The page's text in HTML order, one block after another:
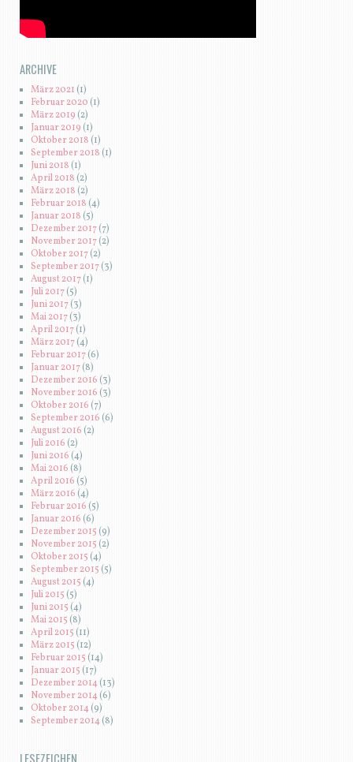
ARCHIVE
März 2021(1)
Februar 2020 (1)
März 2019 (2)
Januar 2019 (1)
Oktober 2018(1)
September 2018 (1)
Juni 2018 (1)
April 2018(2)
März 2018 (2)
Februar 2018(4)
Januar 2018 (5)
Dezember 2017(7)
November 2017(2)
Oktober 2017(2)
September 2017(3)
August 2017(1)
Juli 2017(5)
Juni 2017(3)
Mai 2017(3)
April 2017(1)
März 2017(4)
Februar 2017(6)
Januar 2017(8)
Dezember 2016 (3)
November 2016 (3)
Oktober 2016(7)
September 2016 (6)
August 2016(2)
Juli 2016(2)
Juni 2016 (4)
Mai 2016 (8)
April 2016(5)
März 2016 (4)
Februar 2016(5)
Januar 2016 (6)
Dezember 2015 (9)
November 2015 (2)
Oktober 2015 (4)
September 2015 (5)
August 2015 (4)
Juli 2015 (5)
Juni 2015 (4)
Mai 2015(8)
April 2015 (11)
März 2015 (12)
Februar 2015 (14)
Januar 2015 (17)
Dezember 2014(13)
November 2014(6)
Oktober 2014(9)
September 2014(8)